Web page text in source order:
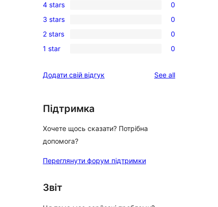
5-
star
review
0
4-
star
reviews
4 stars 0
0
3-
star
3 stars 0
0
2-
reviews
2 stars 0
0
star
1 star 0
Додати свій відгук See allreviews
Підтримка
Хочете щось сказати? Потрібна
допомога?
Переглянути форум підтримки
Звіт